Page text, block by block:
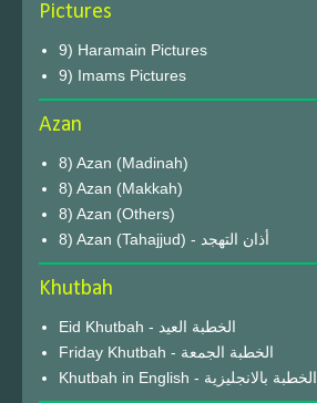
Pictures
9) Haramain Pictures
9) Imams Pictures
Azan
8) Azan (Madinah)
8) Azan (Makkah)
8) Azan (Others)
8) Azan (Tahajjud) - أذان التهجد
Khutbah
Eid Khutbah - الخطبة العيد
Friday Khutbah - الخطبة الجمعة
Khutbah in English - الخطبة بالانجليزية